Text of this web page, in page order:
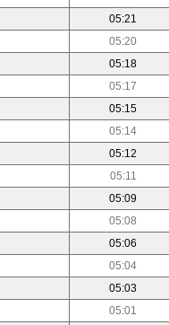
05:21
05:20
05:18
05:17
05:15
05:14
05:12
05:11
05:09
05:08
05:06
05:04
05:03
05:01